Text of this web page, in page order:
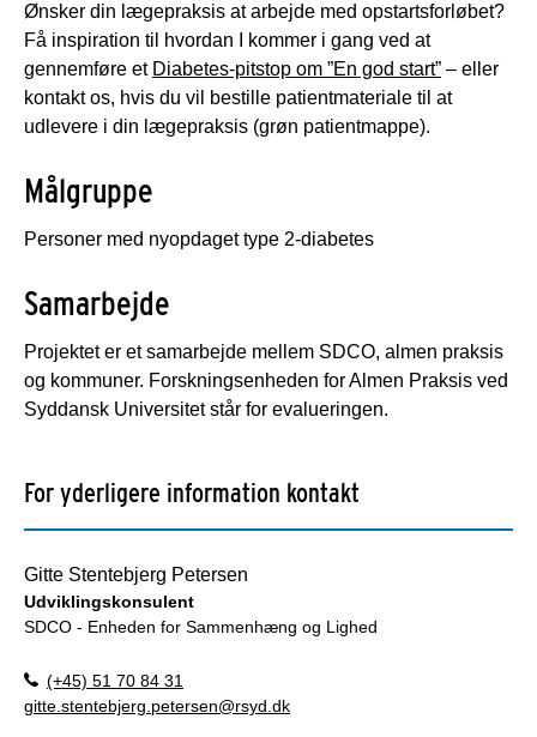
Ønsker din lægepraksis at arbejde med opstartsforløbet?
Få inspiration til hvordan I kommer i gang ved at
gennemføre et Diabetes-pitstop om ”En god start” – eller
kontakt os, hvis du vil bestille patientmateriale til at
udlevere i din lægepraksis (grøn patientmappe).
Målgruppe
Personer med nyopdaget type 2-diabetes
Samarbejde
Projektet er et samarbejde mellem SDCO, almen praksis
og kommuner. Forskningsenheden for Almen Praksis ved
Syddansk Universitet står for evalueringen.
For yderligere information kontakt
Gitte Stentebjerg Petersen
Udviklingskonsulent
SDCO - Enheden for Sammenhæng og Lighed
(+45) 51 70 84 31
gitte.stentebjerg.petersen@rsyd.dk